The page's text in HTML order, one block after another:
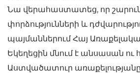
Նա վերահաստատեց, որ
փորձությունների և
պայմաններում Հայ
Եկեղեցին մնում է անսասան
Աստվածատուր